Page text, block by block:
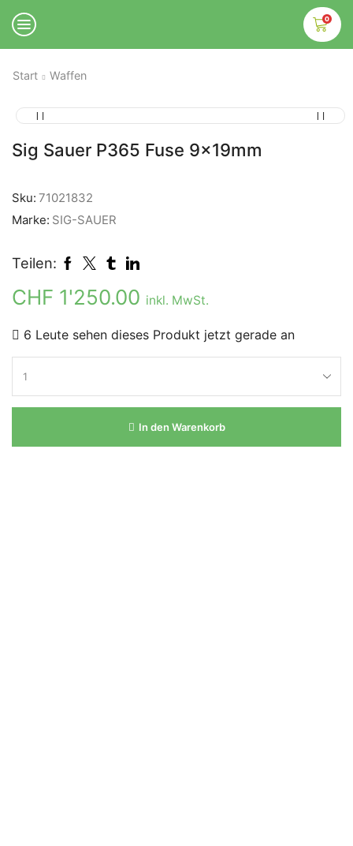
0
Start Waffen
Sig Sauer P365 Fuse 9x19mm
Sku: 71021832
Marke: SIG-SAUER
Teilen:
CHF 1'250.00 inkl. MwSt.
6 Leute sehen dieses Produkt jetzt gerade an
In den Warenkorb